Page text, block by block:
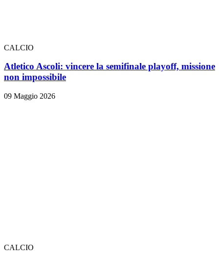
CALCIO
Atletico Ascoli: vincere la semifinale playoff, missione
non impossibile
09 Maggio 2026
CALCIO